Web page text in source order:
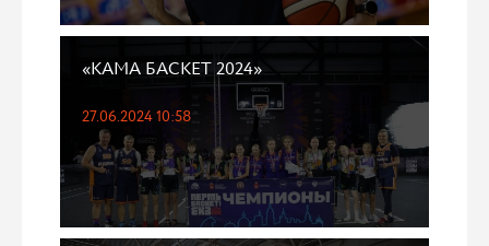
«КАМА БАСКЕТ 2024»
27.06.2024 10:58